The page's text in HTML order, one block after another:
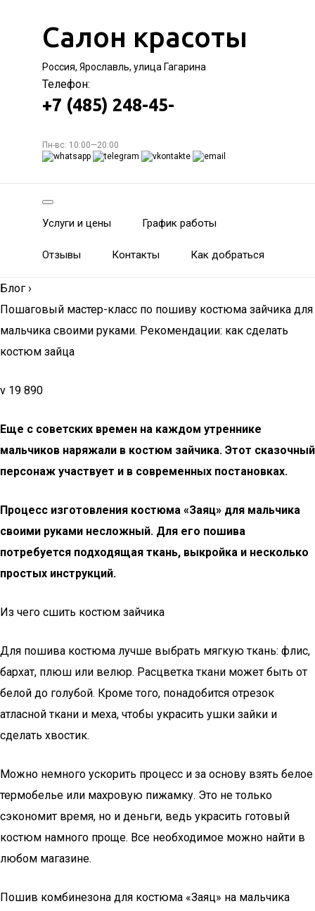
Салон красоты
Россия, Ярославль, улица Гагарина
Телефон:
+7 (485) 248-45-
Пн-вс: 10:00—20:00
Услуги и цены График работы
Отзывы Контакты Как добраться
Блог ›
Пошаговый мастер-класс по пошиву костюма зайчика для
мальчика своими руками. Рекомендации: как сделать
костюм зайца
v 19 890
Еще с советских времен на каждом утреннике
мальчиков наряжали в костюм зайчика. Этот сказочный
персонаж участвует и в современных постановках.
Процесс изготовления костюма «Заяц» для мальчика
своими руками несложный. Для его пошива
потребуется подходящая ткань, выкройка и несколько
простых инструкций.
Из чего сшить костюм зайчика
Для пошива костюма лучше выбрать мягкую ткань: флис,
бархат, плюш или велюр. Расцветка ткани может быть от
белой до голубой. Кроме того, понадобится отрезок
атласной ткани и меха, чтобы украсить ушки зайки и
сделать хвостик.
Можно немного ускорить процесс и за основу взять белое
термобелье или махровую пижамку. Это не только
сэкономит время, но и деньги, ведь украсить готовый
костюм намного проще. Все необходимое можно найти в
любом магазине.
Пошив комбинезона для костюма «Заяц» на мальчика